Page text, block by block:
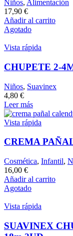
Niños, Alimentación
17,90 €
Añadir al carrito
Agotado
Vista rápida
CHUPETE 2-
Niños, Suavinex
4,80 €
Leer más
Vista rápida
CREMA
Cosmética, Infantil,
16,00 €
Añadir al carrito
Agotado
Vista rápida
SUAVINEX